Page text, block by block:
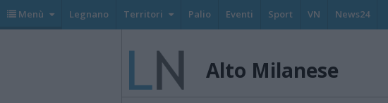
Menù Legnano Territori Palio Eventi Sport VN News24
Alto Milanese